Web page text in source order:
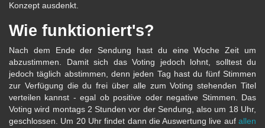
Konzept ausdenkt.
Wie funktioniert's?
Nach dem Ende der Sendung hast du eine Woche Zeit um
abzustimmen. Damit sich das Voting jedoch lohnt, solltest du
jedoch täglich abstimmen, denn jeden Tag hast du fünf Stimmen
zur Verfügung die du frei über alle zum Voting stehenden Titel
verteilen kannst - egal ob positive oder negative Stimmen. Das
Voting wird montags 2 Stunden vor der Sendung, also um 18 Uhr,
geschlossen. Um 20 Uhr findet dann die Auswertung live auf allen